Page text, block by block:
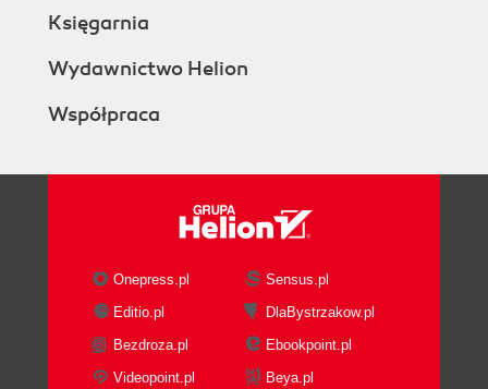
Księgarnia
Wydawnictwo Helion
Współpraca
Onepress.pl
Sensus.pl
Editio.pl
DlaBystrzakow.pl
Bezdroza.pl
Ebookpoint.pl
Videopoint.pl
Beya.pl